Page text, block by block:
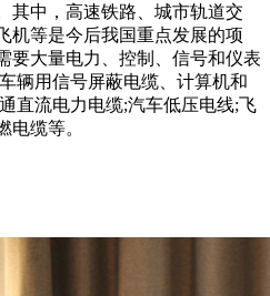
其中，高速铁路、城市轨道交
机等是今后我国重点发展的项
要大量电力、控制、信号和仪表
辆用信号屏蔽电缆、计算机和
直流电力电缆;汽车低压电线;飞
电缆等。